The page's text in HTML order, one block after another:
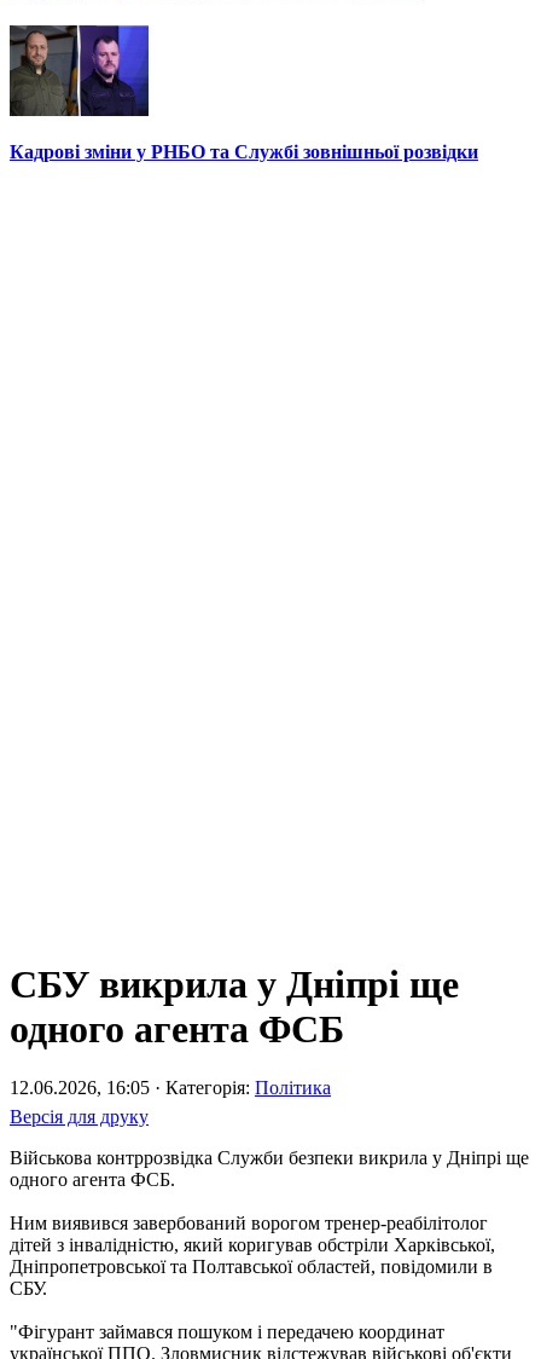
Кадрові зміни у РНБО та Службі зовнішньої розвідки
СБУ викрила у Дніпрі ще
одного агента ФСБ
12.06.2026, 16:05 · Категорія: Політика
Версія для друку
Військова контррозвідка Служби безпеки викрила у Дніпрі ще
одного агента ФСБ.
Ним виявився завербований ворогом тренер-реабілітолог
дітей з інвалідністю, який коригував обстріли Харківської,
Дніпропетровської та Полтавської областей, повідомили в
СБУ.
"Фігурант займався пошуком і передачею координат
української ППО. Зловмисник відстежував військові об'єкти